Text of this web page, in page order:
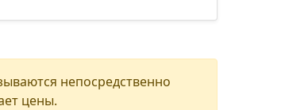
непосредственно
цены.